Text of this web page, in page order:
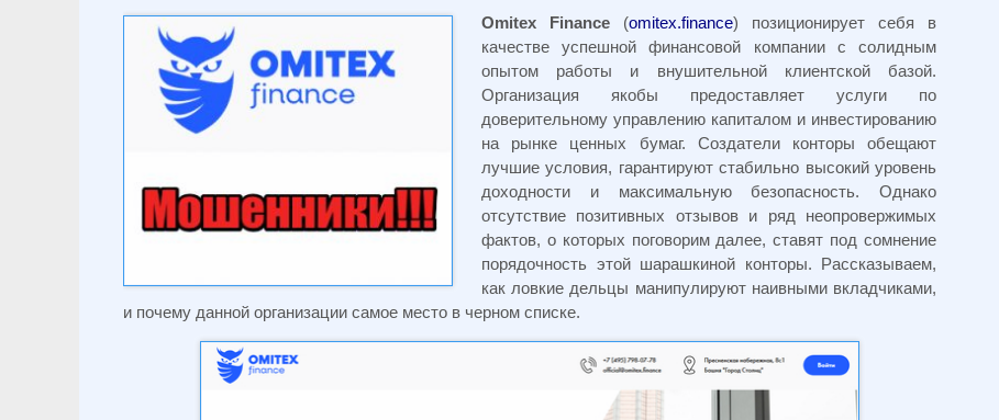
Omitex Finance (omitex.finance) позиционирует себя в
качестве успешной финансовой компании с солидным
опытом работы и внушительной клиентской базой.
Организация якобы предоставляет услуги по
доверительному управлению капиталом и инвестированию
на рынке ценных бумаг. Создатели конторы обещают
лучшие условия, гарантируют стабильно высокий уровень
доходности и максимальную безопасность. Однако
отсутствие позитивных отзывов и ряд неопровержимых
фактов, о которых поговорим далее, ставят под сомнение
порядочность этой шарашкиной конторы. Рассказываем,
как ловкие дельцы манипулируют наивными вкладчиками,
и почему данной организации самое место в черном списке.